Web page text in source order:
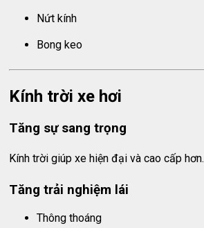
Nứt kính
Bong keo
Kính trời xe hơi
Tăng sự sang trọng
Kính trời giúp xe hiện đại và cao cấp hơn.
Tăng trải nghiệm lái
Thông thoáng